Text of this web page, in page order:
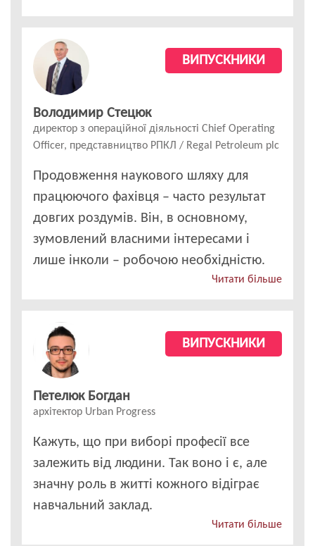
ВИПУСКНИКИ
Володимир Стецюк
директор з операційної діяльності Chief Operating
Officer, представництво РПКЛ / Regal Petroleum plc
Продовження наукового шляху для
працюючого фахівця – часто результат
довгих роздумів. Він, в основному,
зумовлений власними інтересами і
лише інколи – робочою необхідністю.
Читати більше
ВИПУСКНИКИ
Петелюк Богдан
архітектор Urban Progress
Кажуть, що при виборі професії все
залежить від людини. Так воно і є, але
значну роль в житті кожного відіграє
навчальний заклад.
Читати більше